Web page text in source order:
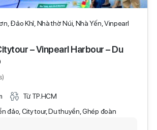
Đảo Khỉ, Nhà thờ Núi, Nhà Yến, Vinpearl
– Vinpearl Harbour – Du
Từ TP.HCM
đảo, City tour, Du thuyền, Ghép đoàn